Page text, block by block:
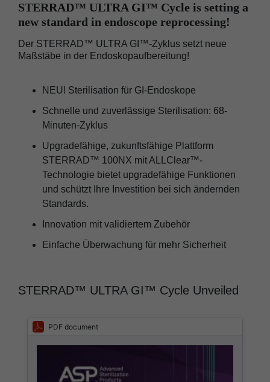
STERRAD™ ULTRA GI™ Cycle is setting a
new standard in endoscope reprocessing!
Der STERRAD™ ULTRA GI™-Zyklus setzt neue
Maßstäbe in der Endoskopaufbereitung!
NEU! Sterilisation für GI-Endoskope
Schnelle und zuverlässige Sterilisation: 68-
Minuten-Zyklus
Upgradefähige, zukunftsfähige Plattform
STERRAD™ 100NX mit ALLClear™-
Technologie bietet upgradefähige Funktionen
und schützt Ihre Investition bei sich ändernden
Standards.
Innovation mit validiertem Zubehör
Einfache Überwachung für mehr Sicherheit
STERRAD™ ULTRA GI™ Cycle Unveiled
PDF document